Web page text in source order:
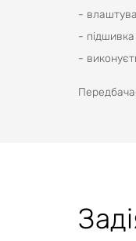
-
- підшивка
-